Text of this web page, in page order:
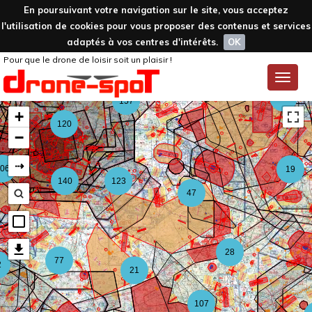
En poursuivant votre navigation sur le site, vous acceptez
l'utilisation de cookies pour vous proposer des contenus et services
adaptés à vos centres d'intérêts.
OK
Toggle
Pour que le drone de loisir soit un plaisir !
107
77
123
157
47
28
19
21
140
120
+
−
⇢